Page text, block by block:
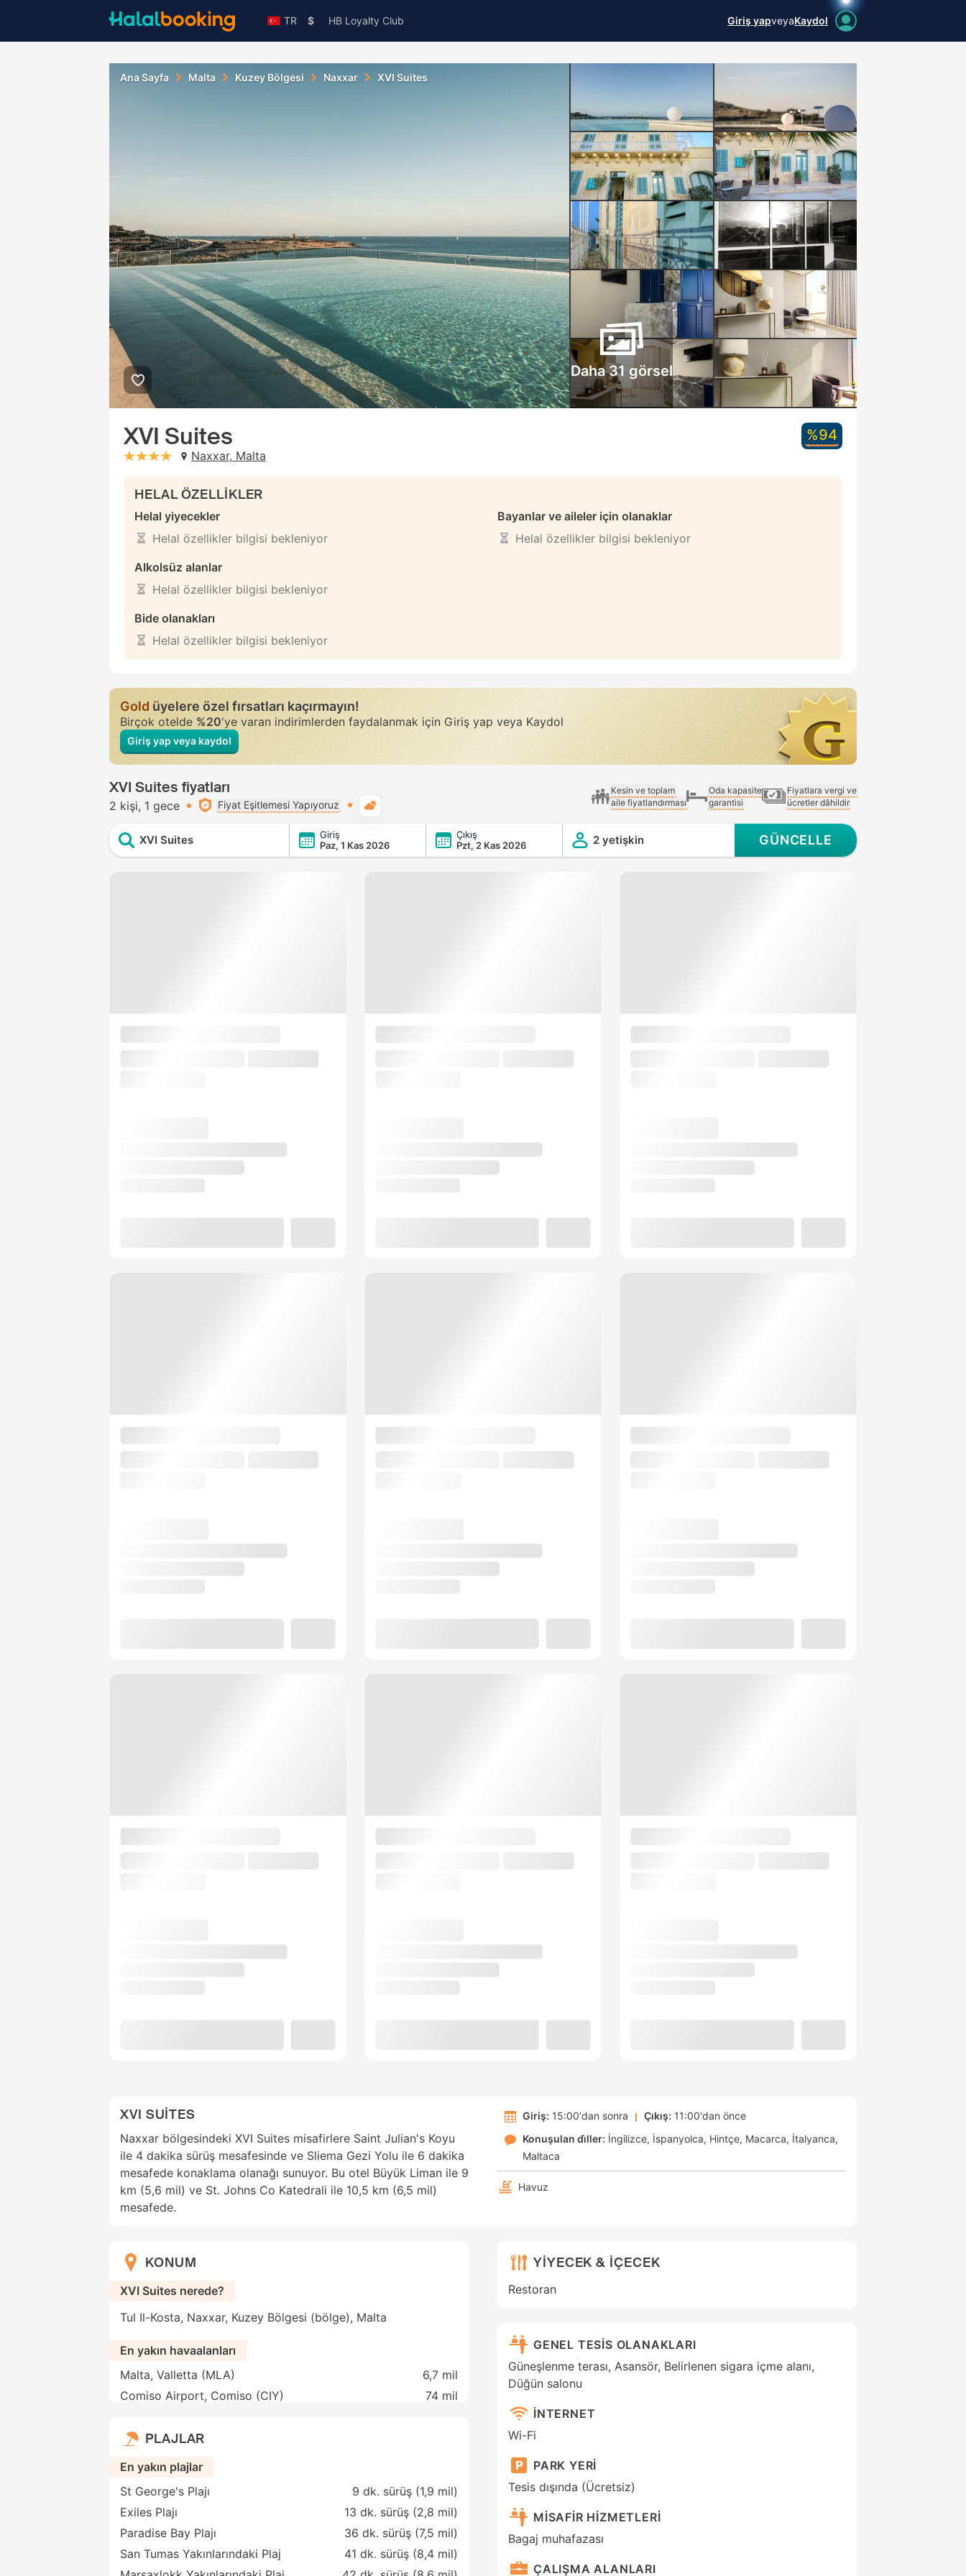
TR $ HB Loyalty Club Giriş yapveyaKaydol
Ana Sayfa Malta Kuzey Bölgesi Naxxar XVI Suites
Daha 31 görsel
XVI Suites
stars: 4Naxxar, Malta
%94
HELAL ÖZELLİKLER
Helal yiyecekler
Helal özellikler bilgisi bekleniyor
Alkolsüz alanlar
Helal özellikler bilgisi bekleniyor
Bide olanakları
Helal özellikler bilgisi bekleniyor
Bayanlar ve aileler için olanaklar
Helal özellikler bilgisi bekleniyor
Goldüyelere özel fırsatları kaçırmayın!
Birçok otelde%20'ye varan indirimlerden faydalanmak için Giriş yap veya Kaydol
Giriş yap veya kaydol
XVI Suites fiyatları
2 kişi 1 gece Fiyat Eşitlemesi Yapıyoruz
Kesin ve toplam
aile fiyatlandırması
Oda kapasite
garantisi
Fiyatlara vergi ve
ücretler dâhildir
XVI Suites
Giriş
Paz, 1 Kas 2026
Çıkış
Pzt, 2 Kas 2026
2 yetişkin GÜNCELLE
XVI SUİTES
Naxxar bölgesindeki XVI Suites misafirlere Saint Julian's Koyu
ile 4 dakika sürüş mesafesinde ve Sliema Gezi Yolu ile 6 dakika
mesafede konaklama olanağı sunuyor. Bu otel Büyük Liman ile 9
km (5,6 mil) ve St. Johns Co Katedrali ile 10,5 km (6,5 mil)
mesafede.
Giriş: 15:00'dan sonra Çıkış: 11:00'dan önce
Konuşulan di̇ller: İngilizce İspanyolca Hintçe Macarca İtalyanca
Maltaca
Havuz
KONUM
XVI Suites nerede?
Tul Il-Kosta, Naxxar, Kuzey Bölgesi (bölge), Malta
En yakın havaalanları
Malta, Valletta (MLA)
6,7 mil
Comiso Airport, Comiso (CIY)
74 mil
PLAJLAR
En yakın plajlar
St George's Plajı
9 dk. sürüş (1,9 mil)
Exiles Plajı
13 dk. sürüş (2,8 mil)
Paradise Bay Plajı
36 dk. sürüş (7,5 mil)
San Tumas Yakınlarındaki Plaj
41 dk. sürüş (8,4 mil)
YİYECEK & İÇECEK
Restoran
GENEL TESİS OLANAKLARI
Güneşlenme terası, Asansör, Belirlenen sigara içme alanı,
Düğün salonu
İNTERNET
Wi-Fi
PARK YERİ
Tesis dışında (Ücretsiz)
MİSAFİR HİZMETLERİ
Bagaj muhafazası
ÇALIŞMA ALANLARI